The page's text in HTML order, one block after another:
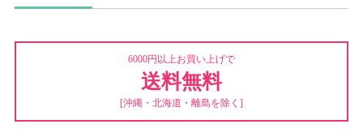
6000円以上お買い上げで
送料無料
[沖縄・北海道・離島を除く]